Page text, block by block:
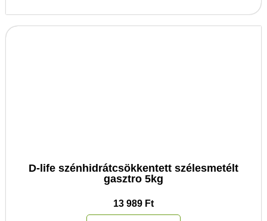
D-life szénhidrátcsökkentett szélesmetélt
gasztro 5kg
13 989 Ft